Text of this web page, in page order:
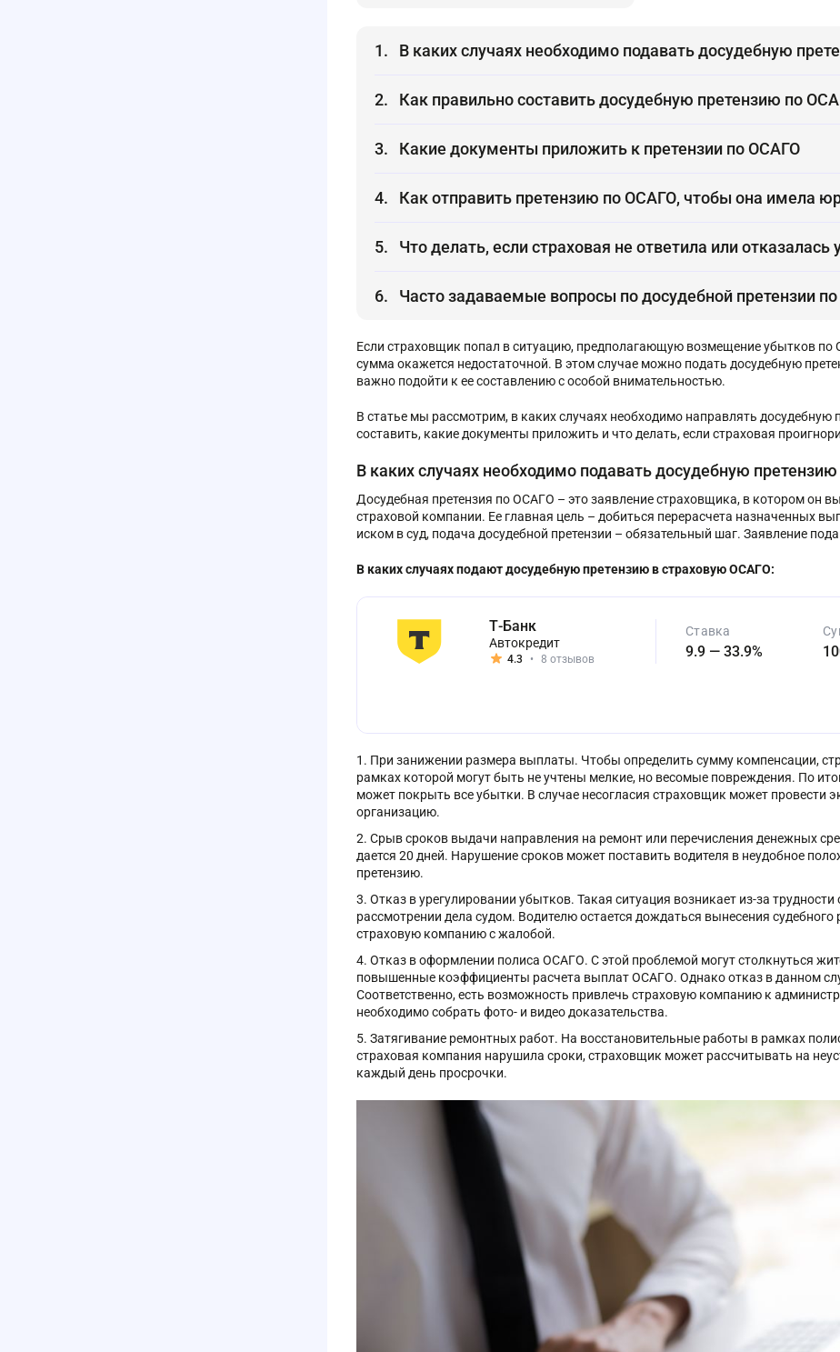
В каких случаях необходимо подавать досудебную
Как правильно составить досудебную претензию по
Какие документы приложить к претензии по ОСАГО
Как отправить претензию по ОСАГО, чтобы она имела
Что делать, если страховая не ответила или
Часто задаваемые вопросы по досудебной претензии
Если страховщик попал в ситуацию, предполагающую возмещение убытков по
сумма окажется недостаточной. В этом случае можно подать досудебную
важно подойти к ее составлению с особой внимательностью.
В статье мы рассмотрим, в каких случаях необходимо направлять
составить, какие документы приложить и что делать, если страховая
В каких случаях необходимо подавать досудебную
Досудебная претензия по ОСАГО – это заявление страховщика, в котором он
страховой компании. Ее главная цель – добиться перерасчета назначенных
иском в суд, подача досудебной претензии – обязательный шаг. Заявление
В каких случаях подают досудебную претензию в страховую ОСАГО:
Т-Банк
Автокредит
4.3 • 8 отзывов
Ставка
9.9 — 33.9%
При занижении размера выплаты. Чтобы определить сумму компенсации,
рамках которой могут быть не учтены мелкие, но весомые повреждения. По
может покрыть все убытки. В случае несогласия страховщик может провести
организацию.
Срыв сроков выдачи направления на ремонт или перечисления денежных
дается 20 дней. Нарушение сроков может поставить водителя в неудобное
претензию.
Отказ в урегулировании убытков. Такая ситуация возникает из-за
рассмотрении дела судом. Водителю остается дождаться вынесения
страховую компанию с жалобой.
Отказ в оформлении полиса ОСАГО. С этой проблемой могут столкнуться
повышенные коэффициенты расчета выплат ОСАГО. Однако отказ в данном
Соответственно, есть возможность привлечь страховую компанию к
необходимо собрать фото- и видео доказательства.
Затягивание ремонтных работ. На восстановительные работы в рамках
страховая компания нарушила сроки, страховщик может рассчитывать на
каждый день просрочки.